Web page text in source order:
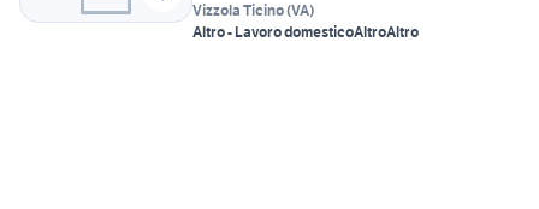
Vizzola Ticino(VA)
Altro - Lavoro domesticoAltroAltro